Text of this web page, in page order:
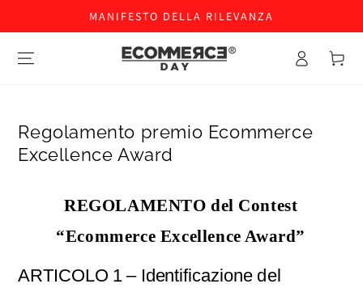
MANIFESTO DELLA RILEVANZA
Accesso Carello
Regolamento premio Ecommerce
Excellence Award
REGOLAMENTO del Contest
“Ecommerce Excellence Award”
ARTICOLO 1 – Identificazione del